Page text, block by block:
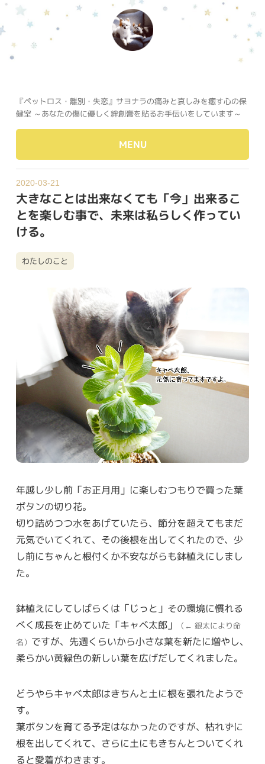
『ペットロス・離別・失恋』サヨナラの痛みと哀しみを癒す心の保
健室 ～あなたの傷に優しく絆創膏を貼るお手伝いをしています～
MENU
2020-03-21
大きなことは出来なくても「今」出来るこ
とを楽しむ事で、未来は私らしく作ってい
ける。
わたしのこと
年越し少し前「お正月用」に楽しむつもりで買った葉
ボタンの切り花。
切り詰めつつ水をあげていたら、節分を超えてもまだ
元気でいてくれて、その後根を出してくれたので、少
し前にちゃんと根付くか不安ながらも鉢植えにしまし
た。
鉢植えにしてしばらくは「じっと」その環境に慣れる
べく成長を止めていた「キャベ太郎」
（← 銀太により命
名） ですが、先週くらいから小さな葉を新たに増やし、
柔らかい黄緑色の新しい葉を広げだしてくれました。
どうやらキャベ太郎はきちんと土に根を張れたようで
す。
葉ボタンを育てる予定はなかったのですが、枯れずに
根を出してくれて、さらに土にもきちんとついてくれ
ると愛着がわきます。